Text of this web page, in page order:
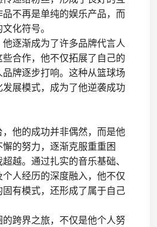
不再是单纯的娱乐产品，而
化符号。
逐渐成为了许多品牌代言人
合作，他不仅拓展了自己的
牌逐步打响。这种从篮球场
展模式，成为了他逆袭成功
他的成功并非偶然，而是他
的努力，逐渐克服重重困
越。通过扎实的音乐基础、
人经历的深度融入，他不仅
有模式，还形成了属于自己
跨界之旅，不仅是他个人努